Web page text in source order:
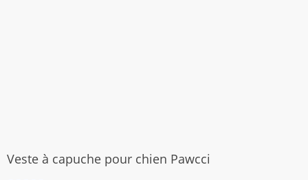
Veste à capuche pour chien Pawcci